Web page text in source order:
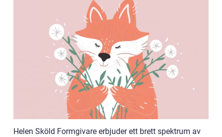
Helen Sköld Formgivare erbjuder ett brett spektrum av